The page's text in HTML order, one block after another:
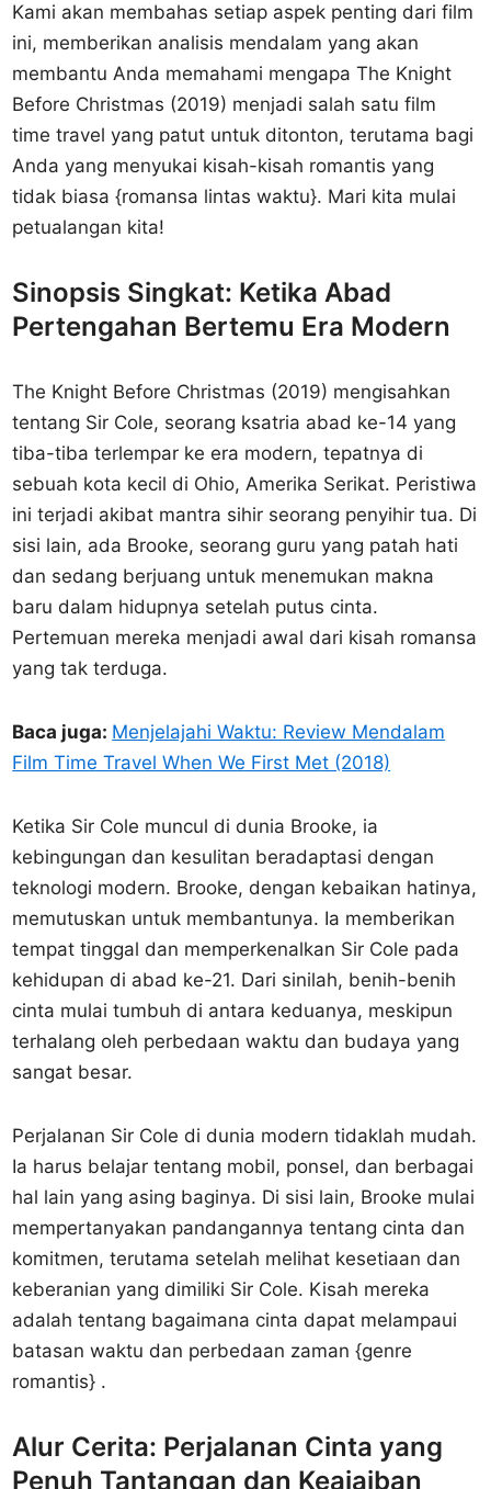
Kami akan membahas setiap aspek penting dari film
ini, memberikan analisis mendalam yang akan
membantu Anda memahami mengapa The Knight
Before Christmas (2019) menjadi salah satu film
time travel yang patut untuk ditonton, terutama bagi
Anda yang menyukai kisah-kisah romantis yang
tidak biasa {romansa lintas waktu}. Mari kita mulai
petualangan kita!
Sinopsis Singkat: Ketika Abad
Pertengahan Bertemu Era Modern
The Knight Before Christmas (2019) mengisahkan
tentang Sir Cole, seorang ksatria abad ke-14 yang
tiba-tiba terlempar ke era modern, tepatnya di
sebuah kota kecil di Ohio, Amerika Serikat. Peristiwa
ini terjadi akibat mantra sihir seorang penyihir tua. Di
sisi lain, ada Brooke, seorang guru yang patah hati
dan sedang berjuang untuk menemukan makna
baru dalam hidupnya setelah putus cinta.
Pertemuan mereka menjadi awal dari kisah romansa
yang tak terduga.
Baca juga: Menjelajahi Waktu: Review Mendalam
Film Time Travel When We First Met (2018)
Ketika Sir Cole muncul di dunia Brooke, ia
kebingungan dan kesulitan beradaptasi dengan
teknologi modern. Brooke, dengan kebaikan hatinya,
memutuskan untuk membantunya. Ia memberikan
tempat tinggal dan memperkenalkan Sir Cole pada
kehidupan di abad ke-21. Dari sinilah, benih-benih
cinta mulai tumbuh di antara keduanya, meskipun
terhalang oleh perbedaan waktu dan budaya yang
sangat besar.
Perjalanan Sir Cole di dunia modern tidaklah mudah.
Ia harus belajar tentang mobil, ponsel, dan berbagai
hal lain yang asing baginya. Di sisi lain, Brooke mulai
mempertanyakan pandangannya tentang cinta dan
komitmen, terutama setelah melihat kesetiaan dan
keberanian yang dimiliki Sir Cole. Kisah mereka
adalah tentang bagaimana cinta dapat melampaui
batasan waktu dan perbedaan zaman {genre
romantis} .
Alur Cerita: Perjalanan Cinta yang
Penuh Tantangan dan Keajaiban